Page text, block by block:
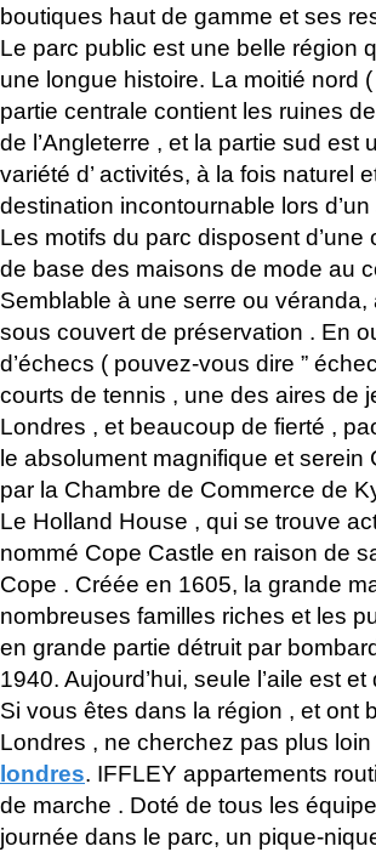
boutiques haut de gamme et ses
Le parc public est une belle région
une longue histoire. La moitié nord
partie centrale contient les ruines
de l’Angleterre , et la partie sud
variété d’ activités, à la fois naturel
destination incontournable lors
Les motifs du parc disposent
de base des maisons de mode au
Semblable à une serre ou
sous couvert de préservation . En
d’échecs ( pouvez-vous dire ”
courts de tennis , une des aires de
Londres , et beaucoup de fierté ,
le absolument magnifique et
par la Chambre de Commerce de
Le Holland House , qui se trouve
nommé Cope Castle en raison de
Cope . Créée en 1605, la grande
nombreuses familles riches et les
en grande partie détruit par
1940. Aujourd’hui, seule l’aile est
Si vous êtes dans la région , et ont
Londres , ne cherchez pas plus
londres. IFFLEY appartements
de marche . Doté de tous les
journée dans le parc, un pique-